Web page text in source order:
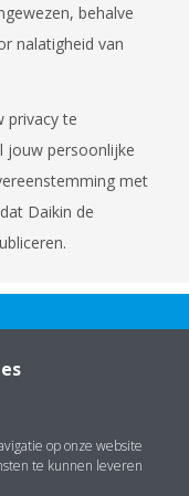
behalve
nalatigheid van
privacy te
jouw persoonlijke
met
Daikin de
op onze website
te kunnen leveren